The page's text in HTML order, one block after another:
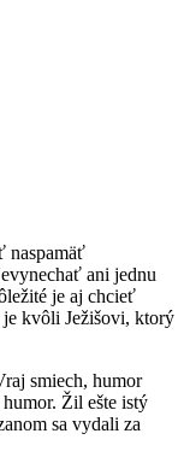
naspamäť
ani jednu
je aj chcieť
kvôli Ježišovi, ktorý
smiech, humor
Žil ešte istý
sa vydali za